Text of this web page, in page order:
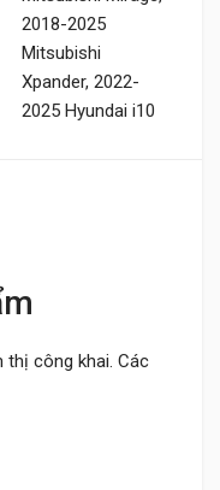
2018-2025
Mitsubishi
Xpander, 2022-
2025 Hyundai i10
thị công khai. Các